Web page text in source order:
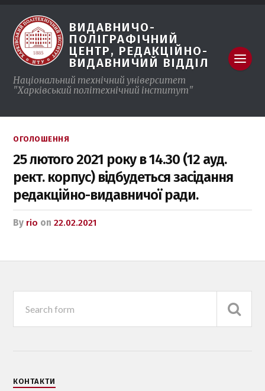
ВИДАВНИЧО-
ПОЛІГРАФІЧНИЙ
ЦЕНТР, РЕДАКЦІЙНО-
ВИДАВНИЧИЙ ВІДДІЛ
Національний технічний університет
"Харківський політехнічний інститут"
ОГОЛОШЕННЯ
25 лютого 2021 року в 14.30 (12 ауд.
рект. корпус) відбудеться засідання
редакційно-видавничої ради.
by rio on22.02.2021
КОНТАКТИ